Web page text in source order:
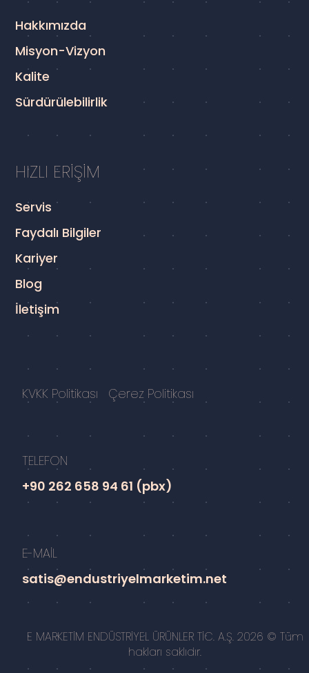
Hakkımızda
Misyon-Vizyon
Kalite
Sürdürülebilirlik
HIZLI ERİŞİM
Servis
Faydalı Bilgiler
Kariyer
Blog
İletişim
KVKK Politikası Çerez Politikası
TELEFON
+90 262 658 94 61 (pbx)
E-MAİL
satis@endustriyelmarketim.net
E MARKETİM ENDÜSTRİYEL ÜRÜNLER TİC. A.Ş. 2026 © Tüm
hakları saklıdır.